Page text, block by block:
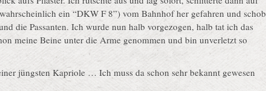
ein “DKW F 8”) vom Bahnhof her gefahren und schob
die Passanten. Ich wurde nun halb vorgezogen, halb tat ich das
meine Beine unter die Arme genommen und bin unverletzt so
jüngsten Kapriole … Ich muss da schon sehr bekannt gewesen